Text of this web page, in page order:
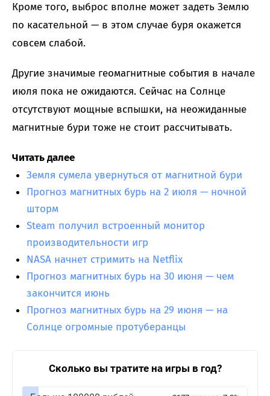
Кроме того, выброс вполне может задеть Землю
по касательной — в этом случае буря окажется
совсем слабой.
Другие значимые геомагнитные события в начале
июля пока не ожидаются. Сейчас на Солнце
отсутствуют мощные вспышки, на неожиданные
магнитные бури тоже не стоит рассчитывать.
Читать далее
Земля сумела увернуться от магнитной бури
Прогноз магнитных бурь на 2 июля — ночной
шторм
Steam получил встроенный монитор
производительности игр
NASA начнет стримить на Netflix
Прогноз магнитных бурь на 30 июня — чем
закончится июнь
Прогноз магнитных бурь на 29 июня — на
Солнце огромные протуберанцы
Сколько вы тратите на игры в год?